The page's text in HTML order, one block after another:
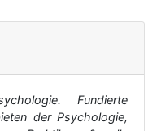
Fundierte
der Psychologie,